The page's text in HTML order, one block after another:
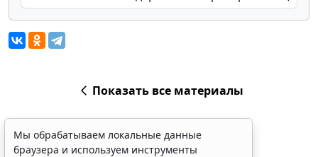
Показать все материалы
Мы обрабатываем локальные данные
браузера и используем инструменты